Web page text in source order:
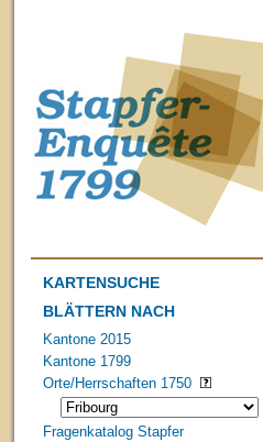
KARTENSUCHE
BLÄTTERN NACH
Kantone 2015
Kantone 1799
Orte/Herrschaften 1750
Fragenkatalog Stapfer